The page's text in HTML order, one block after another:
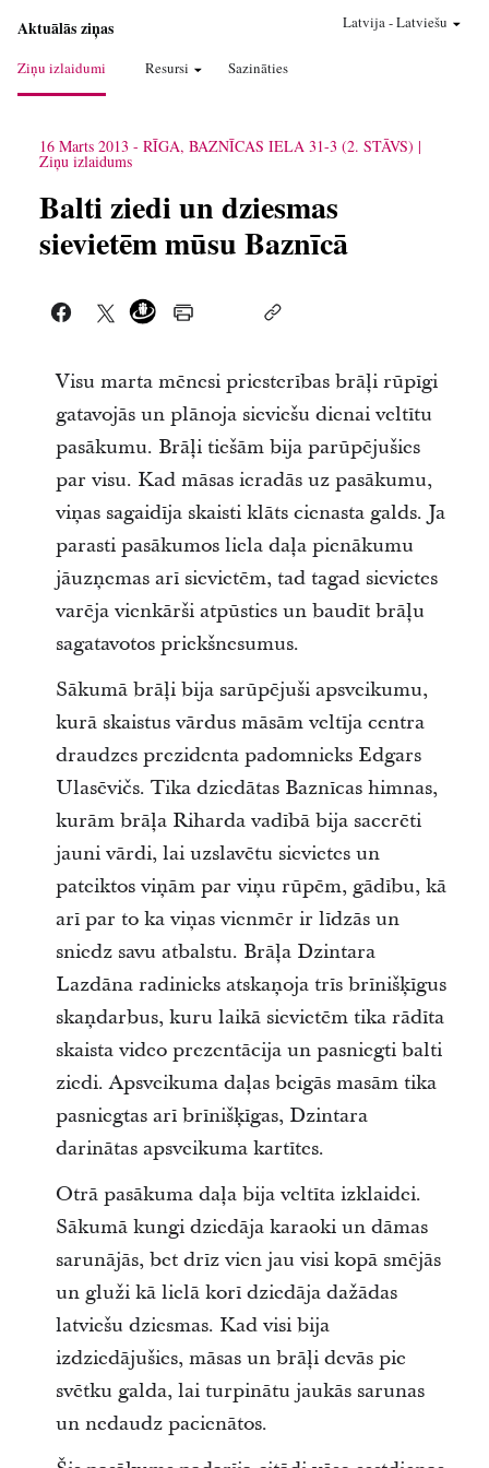
Aktuālās ziņas
Ziņu izlaidumi Resursi Sazināties
Latvija-Latviešu
16 Marts 2013 - RĪGA, BAZNĪCAS IELA 31-3 (2. STĀVS)
Ziņu izlaidums
Balti ziedi un dziesmas
sievietēm mūsu Baznīcā
Visu marta mēnesi priesterības brāļi rūpīgi
gatavojās un plānoja sieviešu dienai veltītu
pasākumu. Brāļi tiešām bija parūpējušies
par visu. Kad māsas ieradās uz pasākumu,
viņas sagaidīja skaisti klāts cienasta galds. Ja
parasti pasākumos liela daļa pienākumu
jāuzņemas arī sievietēm, tad tagad sievietes
varēja vienkārši atpūsties un baudīt brāļu
sagatavotos priekšnesumus.
Sākumā brāļi bija sarūpējuši apsveikumu,
kurā skaistus vārdus māsām veltīja centra
draudzes prezidenta padomnieks Edgars
Ulasēvičs. Tika dziedātas Baznīcas himnas,
kurām brāļa Riharda vadībā bija sacerēti
jauni vārdi, lai uzslavētu sievietes un
pateiktos viņām par viņu rūpēm, gādību, kā
arī par to ka viņas vienmēr ir līdzās un
sniedz savu atbalstu. Brāļa Dzintara
Lazdāna radinieks atskaņoja trīs brīnišķīgus
skaņdarbus, kuru laikā sievietēm tika rādīta
skaista video prezentācija un pasniegti balti
ziedi. Apsveikuma daļas beigās masām tika
pasniegtas arī brīnišķīgas, Dzintara
darinātas apsveikuma kartītes.
Otrā pasākuma daļa bija veltīta izklaidei.
Sākumā kungi dziedāja karaoki un dāmas
sarunājās, bet drīz vien jau visi kopā smējās
un gluži kā lielā korī dziedāja dažādas
latviešu dziesmas. Kad visi bija
izdziedājušies, māsas un brāļi devās pie
svētku galda, lai turpinātu jaukās sarunas
un nedaudz pacienātos.